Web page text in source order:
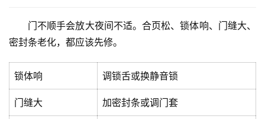
门
卫
生
间
门不顺手会放大夜间不适。合页松、锁体响、门缝大、
密封条老化，都应该先修。
锁体响 调锁舌或换静音锁
门缝大 加密封条或调门套